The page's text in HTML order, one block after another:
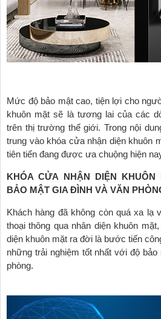
Mức độ bảo mật cao, tiện lợi cho
khuôn mặt sẽ là tương lai của các
trên thị trường thế giới. Trong nội
trung vào khóa cửa nhận diện khuôn
tiên tiến đang được ưa chuộng hiện
KHÓA CỬA NHẬN DIỆN
BẢO MẬT GIA ĐÌNH VÀ VĂN
Khách hàng đã không còn quá xa lạ
thoại thông qua nhân diện khuôn
diện khuôn mặt ra đời là bước tiến
những trải nghiệm tốt nhất với độ
phòng.